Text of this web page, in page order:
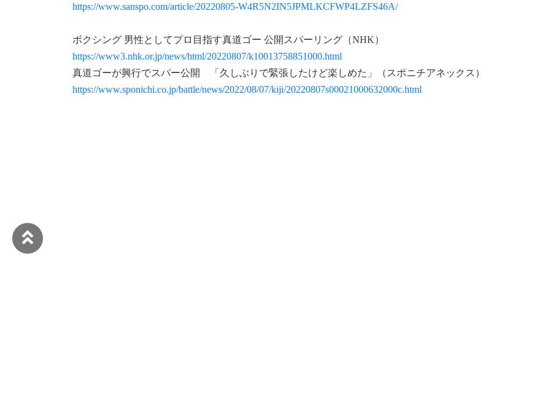
https://www.sanspo.com/article/20220805-W4R5N2IN5JPMLKCFWP4LZFS46A/
ボクシング 男性としてプロ目指す真道ゴー 公開スパーリング（NHK）
https://www3.nhk.or.jp/news/html/20220807/k10013758851000.html
真道ゴーが興行でスパー公開 「久しぶりで緊張したけど楽しめた」（スポニチアネックス）
https://www.sponichi.co.jp/battle/news/2022/08/07/kiji/20220807s00021000632000c.html